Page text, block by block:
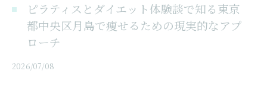
ピラティスとダイエット体験談で知る東京
都中央区月島で痩せるための現実的なアプ
ローチ
2026/07/08